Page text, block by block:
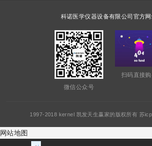
科诺医学仪器设备有限公司官方
微信公众号
扫码直接
1997-2018 kernel 凯发天生赢家的版权所有 苏
网站地图